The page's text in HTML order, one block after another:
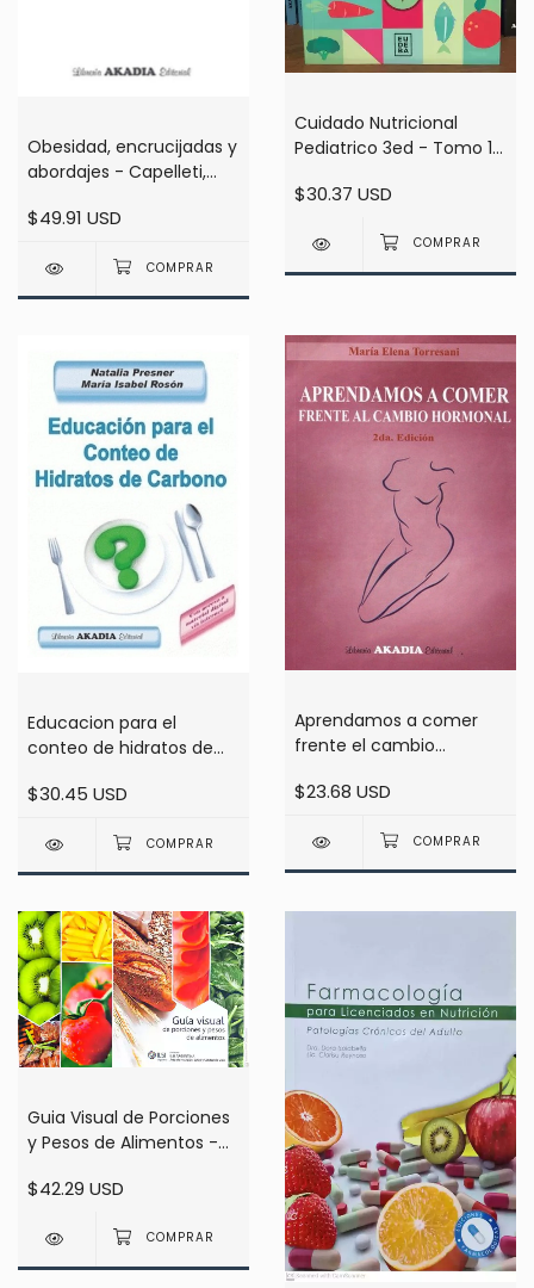
Obesidad, encrucijadas y
abordajes - Capelleti,
$49.91 USD
Cuidado Nutricional
Pediatrico 3ed - Tomo 1 -
$30.37 USD
Educacion para el
conteo de hidratos de
$30.45 USD
Aprendamos a comer
frente el cambio
$23.68 USD
Guia Visual de Porciones
y Pesos de Alimentos -
$42.29 USD